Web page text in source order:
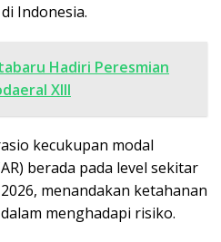
Indonesia.
Hadiri Peresmian
XIII
kecukupan modal
berada pada level sekitar
menandakan ketahanan
menghadapi risiko.